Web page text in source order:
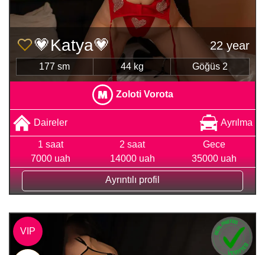
💗Katya💗 22 year
177 sm 44 kg Göğüs 2
Zoloti Vorota
Daireler Ayrılma
1 saat
7000 uah
2 saat
14000 uah
Gece
35000 uah
Ayrıntılı profil
VIP